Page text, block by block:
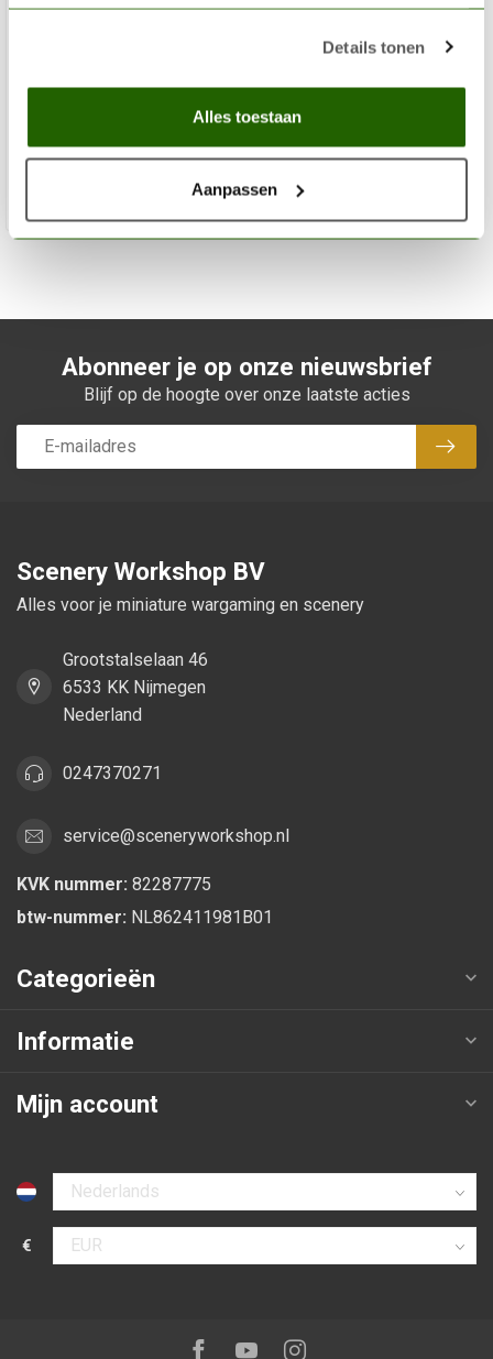
Details tonen
Alles toestaan
Aanpassen
Burnt Tin Metallic Modelling Colors - 17ml - AK11198
€2,75
Op voorraad
Abonneer je op onze nieuwsbrief
Blijf op de hoogte over onze laatste acties
Scenery Workshop BV
Alles voor je miniature wargaming en scenery
Grootstalselaan 46
6533 KK Nijmegen
Nederland
0247370271
service@sceneryworkshop.nl
KVK nummer: 82287775
btw-nummer: NL862411981B01
Categorieën
Informatie
Mijn account
Selecteer taal
€
Selecteer valuta
Volg ons op:Facebook
YoutubeInstagram